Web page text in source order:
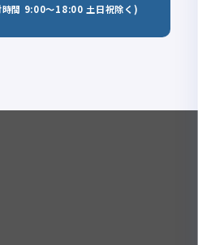
時間 9:00～18:00 土日祝除く)